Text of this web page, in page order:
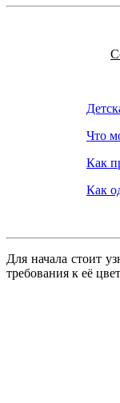
Что
Как
Как
Для начала стоит
требования к её